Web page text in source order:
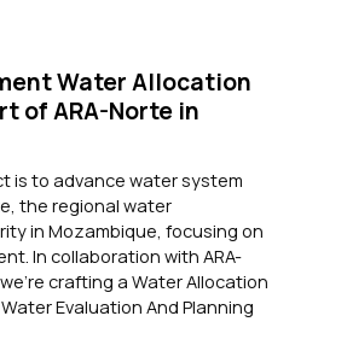
Water Allocation
of ARA-Norte in
is to advance water system
the regional water
in Mozambique, focusing on
In collaboration with ARA-
crafting a Water Allocation
Evaluation And Planning